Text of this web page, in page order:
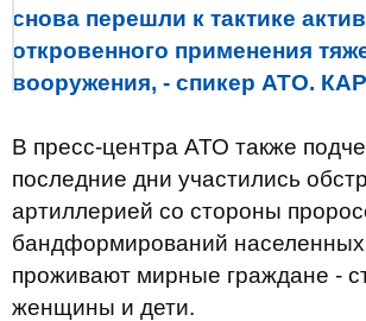
снова перешли к тактике
откровенного применения
вооружения, - спикер АТО.
В пресс-центра АТО также
последние дни участились
артиллерией со стороны
бандформирований населенных
проживают мирные граждане -
женщины и дети.